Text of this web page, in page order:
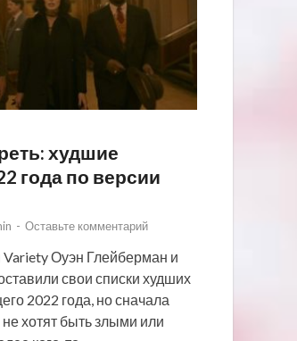
худшие
года по версии
- Оставьте комментарий
Variety Оуэн Глейберман и
свои списки худших
2022 года, но сначала
не хотят быть злыми или